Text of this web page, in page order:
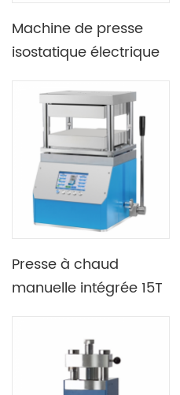
Machine de presse
isostatique électrique
programmable du
laboratoire 65T
Presse à chaud
manuelle intégrée 15T
doubles plaques
chauffantes
300X300mm